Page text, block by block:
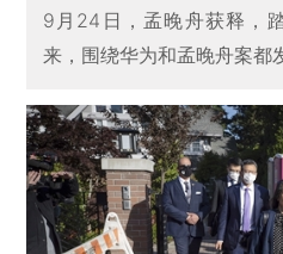
9月24日，孟晚舟获释，
来，围绕华为和孟晚舟案都